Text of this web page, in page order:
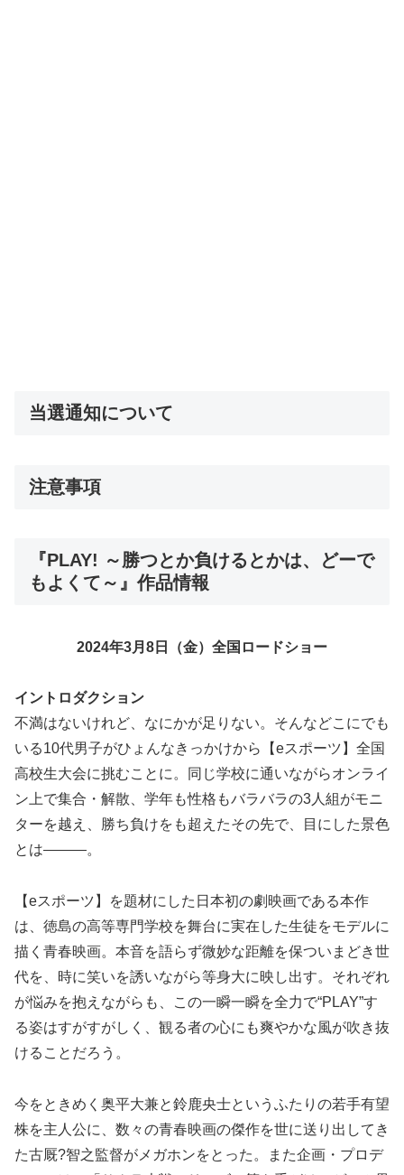
当選通知について
注意事項
『PLAY! ～勝つとか負けるとかは、どーで
もよくて～』作品情報
2024年3月8日（金）全国ロードショー
イントロダクション
不満はないけれど、なにかが足りない。そんなどこにでも
いる10代男子がひょんなきっかけから【eスポーツ】全国
高校生大会に挑むことに。同じ学校に通いながらオンライ
ン上で集合・解散、学年も性格もバラバラの3人組がモニ
ターを越え、勝ち負けをも超えたその先で、目にした景色
とは―――。
【eスポーツ】を題材にした日本初の劇映画である本作
は、徳島の高等専門学校を舞台に実在した生徒をモデルに
描く青春映画。本音を語らず微妙な距離を保ついまどき世
代を、時に笑いを誘いながら等身大に映し出す。それぞれ
が悩みを抱えながらも、この一瞬一瞬を全力で“PLAY”す
る姿はすがすがしく、観る者の心にも爽やかな風が吹き抜
けることだろう。
今をときめく奥平大兼と鈴鹿央士というふたりの若手有望
株を主人公に、数々の青春映画の傑作を世に送り出してき
た古厩?智之監督がメガホンをとった。また企画・プロデ